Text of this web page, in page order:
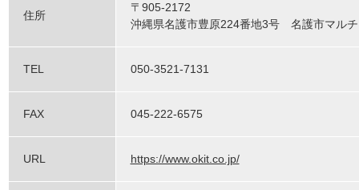
住所
〒905-2172
沖縄県名護市豊原224番地3号 名護市マル
TEL 050-3521-7131
FAX 045-222-6575
URL https://www.okit.co.jp/